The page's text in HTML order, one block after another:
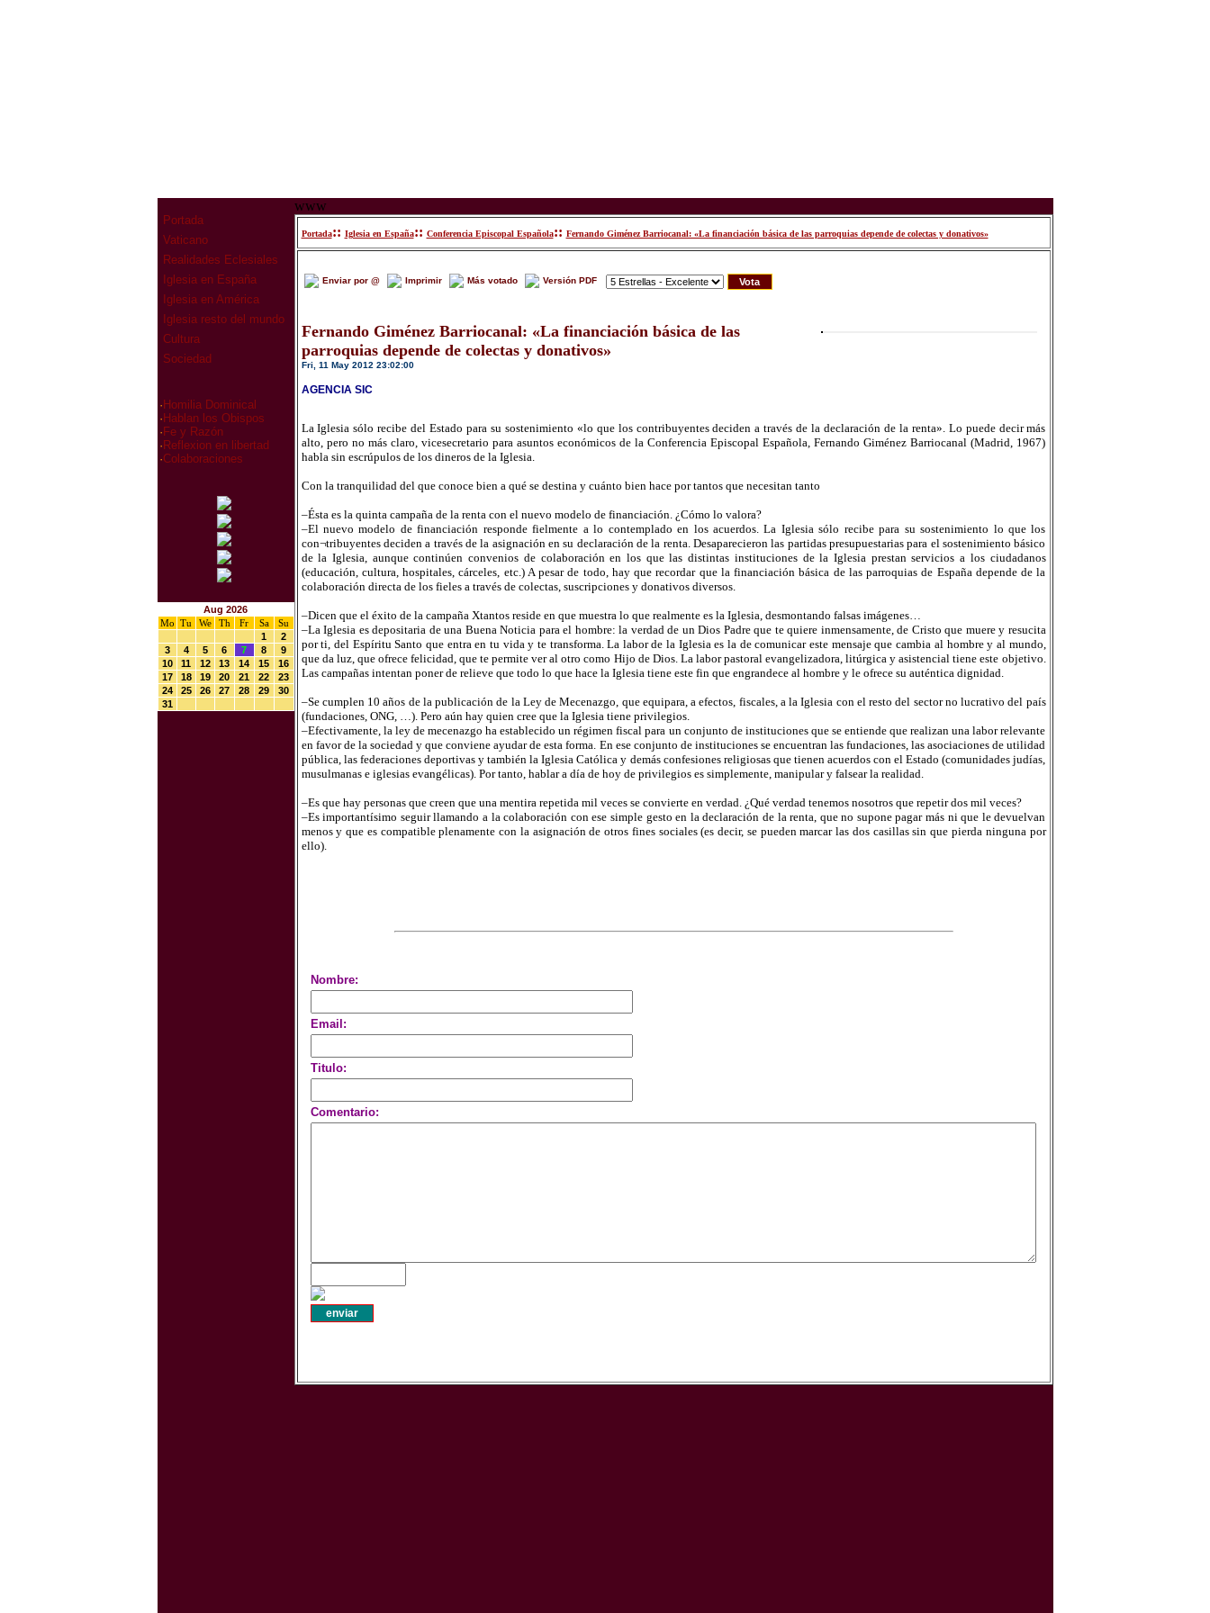
Portada
Vaticano
Realidades Eclesiales
Iglesia en España
Iglesia en América
Iglesia resto del mundo
Cultura
Sociedad
· Homilia Dominical
· Hablan los Obispos
· Fe y Razón
· Reflexion en libertad
·Colaboraciones
Aug 2026
Mo Tu We Th Fr Sa
Su
1
2
3
4 5 6 7 8
9
10
11 12 13 14 15
16
17
18 19 20 21 22
23
24
25 26 27 28 29
30
31
www
Portada:: Iglesia en España:: Conferencia Episcopal Española:: Fernando Giménez Barriocanal: «La financiación básica de las parroquias depende de colectas y donativos»
Enviar por @ Imprimir Más votado Versión PDF
Fernando Giménez Barriocanal: «La financiación básica de las
parroquias depende de colectas y donativos»
Fri, 11 May 2012 23:02:00
AGENCIA SIC
La Iglesia sólo recibe del Estado para su sostenimiento «lo que los contribuyentes deciden a través de la declaración de la renta». Lo puede decir más
alto, pero no más claro, vicesecretario para asuntos económicos de la Conferencia Episcopal Española, Fernando Giménez Barriocanal (Madrid, 1967)
habla sin escrúpulos de los dineros de la Iglesia.
Con la tranquilidad del que conoce bien a qué se destina y cuánto bien hace por tantos que necesitan tanto
–Ésta es la quinta campaña de la renta con el nuevo modelo de financiación. ¿Cómo lo valora?
–El nuevo modelo de financiación responde fielmente a lo contemplado en los acuerdos. La Iglesia sólo recibe para su sostenimiento lo que los
con¬tribuyentes deciden a través de la asignación en su declaración de la renta. Desaparecieron las partidas presupuestarias para el sostenimiento básico
de la Iglesia, aunque continúen convenios de colaboración en los que las distintas instituciones de la Iglesia prestan servicios a los ciudadanos
(educación, cultura, hospitales, cárceles, etc.) A pesar de todo, hay que recordar que la financiación básica de las parroquias de España depende de la
colaboración directa de los fieles a través de colectas, suscripciones y donativos diversos.
–Dicen que el éxito de la campaña Xtantos reside en que muestra lo que realmente es la Iglesia, desmontando falsas imágenes…
–La Iglesia es depositaria de una Buena Noticia para el hombre: la verdad de un Dios Padre que te quiere inmensamente, de Cristo que muere y resucita
por ti, del Espíritu Santo que entra en tu vida y te transforma. La labor de la Iglesia es la de comunicar este mensaje que cambia al hombre y al mundo,
que da luz, que ofrece felicidad, que te permite ver al otro como Hijo de Dios. La labor pastoral evangelizadora, litúrgica y asistencial tiene este objetivo.
Las campañas intentan poner de relieve que todo lo que hace la Iglesia tiene este fin que engrandece al hombre y le ofrece su auténtica dignidad.
–Se cumplen 10 años de la publicación de la Ley de Mecenazgo, que equipara, a efectos, fiscales, a la Iglesia con el resto del sector no lucrativo del país
(fundaciones, ONG, …). Pero aún hay quien cree que la Iglesia tiene privilegios.
–Efectivamente, la ley de mecenazgo ha establecido un régimen fiscal para un conjunto de instituciones que se entiende que realizan una labor relevante
en favor de la sociedad y que conviene ayudar de esta forma. En ese conjunto de instituciones se encuentran las fundaciones, las asociaciones de utilidad
pública, las federaciones deportivas y también la Iglesia Católica y demás confesiones religiosas que tienen acuerdos con el Estado (comunidades judías,
musulmanas e iglesias evangélicas). Por tanto, hablar a día de hoy de privilegios es simplemente, manipular y falsear la realidad.
–Es que hay personas que creen que una mentira repetida mil veces se convierte en verdad. ¿Qué verdad tenemos nosotros que repetir dos mil veces?
–Es importantísimo seguir llamando a la colaboración con ese simple gesto en la declaración de la renta, que no supone pagar más ni que le devuelvan
menos y que es compatible plenamente con la asignación de otros fines sociales (es decir, se pueden marcar las dos casillas sin que pierda ninguna por
ello).
Nombre:
Email:
Titulo:
Comentario: